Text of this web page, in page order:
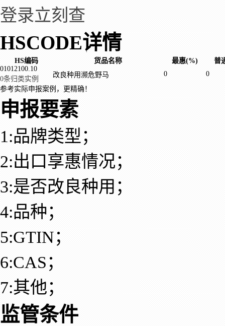
登录立刻查
HSCODE详情
HS编码 货品名称 最惠(%)
普
01012100.10
0条归类实例
改良种用濒危野马 0
0
参考实际申报案例，更精确！
申报要素
1:品牌类型；
2:出口享惠情况；
3:是否改良种用；
4:品种；
5:GTIN；
6:CAS；
7:其他；
监管条件